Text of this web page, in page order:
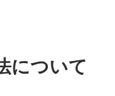
について